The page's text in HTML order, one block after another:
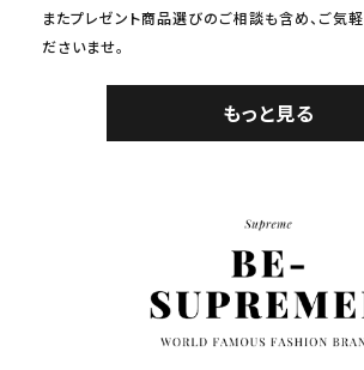
またプレゼント商品選びのご相談も含め、ご気
ださいませ。
もっと見る